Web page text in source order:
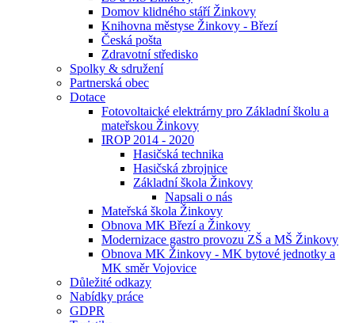
Domov klidného stáří Žinkovy
Knihovna městyse Žinkovy - Březí
Česká pošta
Zdravotní středisko
Spolky & sdružení
Partnerská obec
Dotace
Fotovoltaické elektrárny pro Základní školu a
mateřskou Žinkovy
IROP 2014 - 2020
Hasičská technika
Hasičská zbrojnice
Základní škola Žinkovy
Napsali o nás
Mateřská škola Žinkovy
Obnova MK Březí a Žinkovy
Modernizace gastro provozu ZŠ a MŠ Žinkovy
Obnova MK Žinkovy - MK bytové jednotky a
MK směr Vojovice
Důležité odkazy
Nabídky práce
GDPR